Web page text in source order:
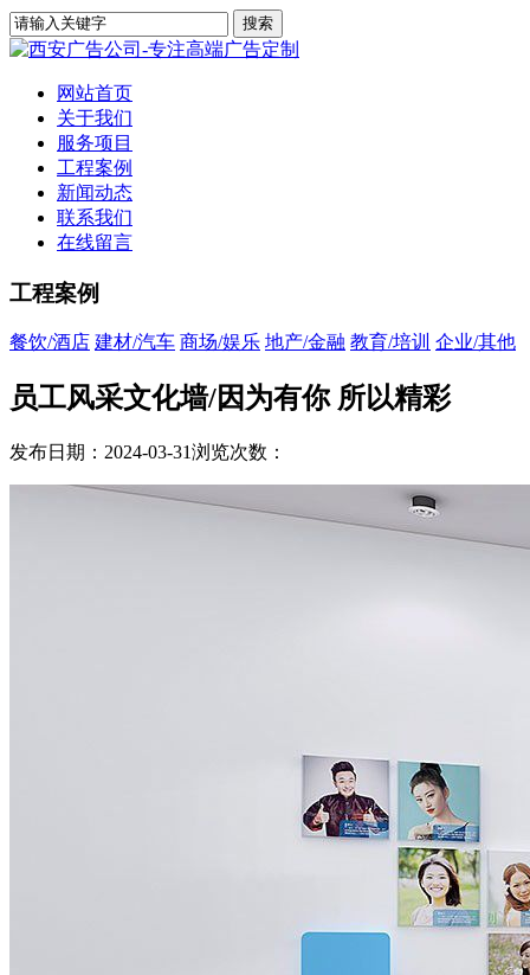
网站首页
关于我们
服务项目
工程案例
新闻动态
联系我们
在线留言
工程案例
餐饮/酒店 建材/汽车 商场/娱乐 地产/金融 教育/培训 企业/其他
员工风采文化墙/因为有你 所以精彩
发布日期：2024-03-31浏览次数：